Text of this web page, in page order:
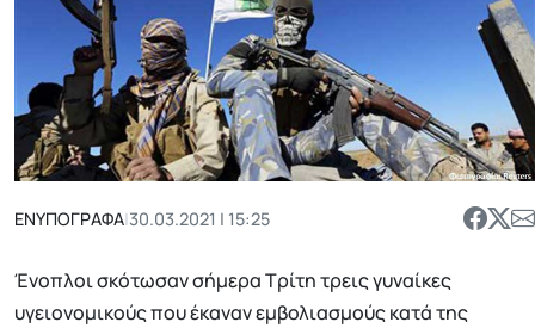
ΕΝΥΠΟΓΡΑΦΑ|30.03.2021 | 15:25
Ένοπλοι σκότωσαν σήμερα Τρίτη τρεις γυναίκες
υγειονομικούς που έκαναν εμβολιασμούς κατά της